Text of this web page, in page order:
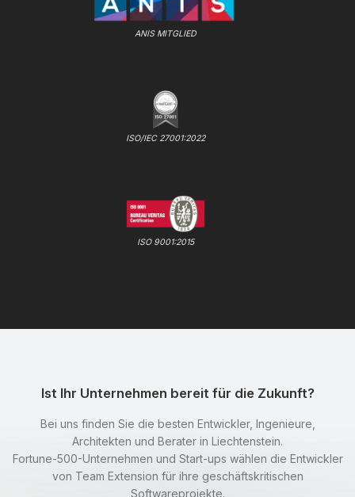
ANIS MITGLIED
ISO/IEC 27001:2022
ISO 9001:2015
Ist Ihr Unternehmen bereit für die Zukunft?
Bei uns finden Sie die besten Entwickler, Ingenieure,
Architekten und Berater in Liechtenstein.
Fortune-500-Unternehmen und Start-ups wählen die Entwickler
von Team Extension für ihre geschäftskritischen
Softwareprojekte.